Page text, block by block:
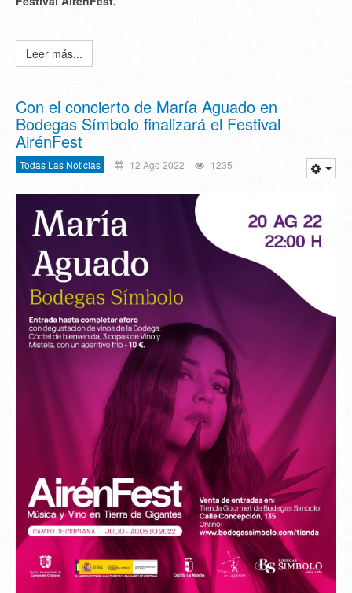
Leer más...
Con el concierto de María Aguado en
Bodegas Símbolo finalizará el Festival
AirénFest
Todas Las Noticias 12 Ago 2022 1235